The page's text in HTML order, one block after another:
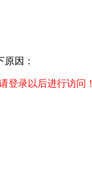
因：
登录以后进行访问！